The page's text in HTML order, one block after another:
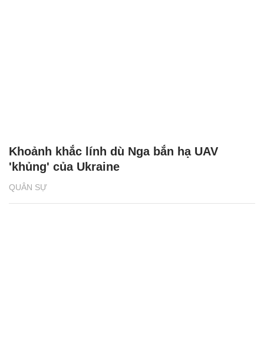
QUÂN SỰ
Khoảnh khắc lính dù Nga bắn hạ UAV
'khủng' của Ukraine